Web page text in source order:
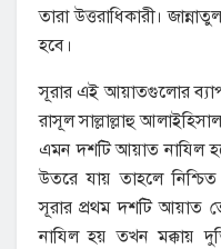
তারা উত্তরাধিকারী।
হবে।
সূরার এই আয়াতগুলোর
রাসূল সাল্লাল্লাহু
এমন দশটি আয়াত নাযিল
উতরে যায় তাহলে
সূরার প্রথম দশটি আয়াত
নাযিল হয় তখন মক্কায়